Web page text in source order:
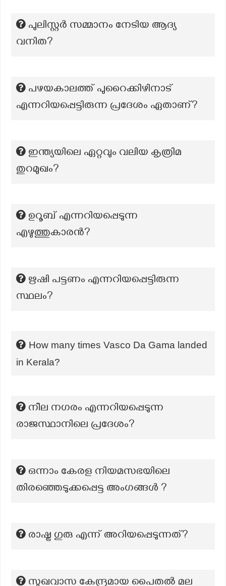
പുലിസ്റ്റർ സമ്മാനം നേടിയ ആദ്യ
വനിത?
പഴയകാലത്ത് പുറൈക്കിഴിനാട്
എന്നറിയപ്പെട്ടിരുന്ന പ്രദേശം ഏതാണ്?
ഇന്ത്യയിലെ ഏറ്റവും വലിയ കൃത്രിമ
തുറമുഖം?
ഉറൂബ് എന്നറിയപ്പെടുന്ന
എഴുത്തുകാരന്‍?
ഋഷി പട്ടണം എന്നറിയപ്പെട്ടിരുന്ന
സ്ഥലം?
How many times Vasco Da Gama landed
in Kerala?
നീല നഗരം എന്നറിയപ്പെടുന്ന
രാജസ്ഥാനിലെ പ്രദേശം?
ഒന്നാം കേരള നിയമസഭയിലെ
തിരഞ്ഞെടുക്കപ്പെട്ട അംഗങ്ങൾ ?
രാഷ്ട്ര ഗുരു എന്ന് അറിയപ്പെടുന്നത്?
സുഖവാസ കേന്ദ്രമായ പൈതൽ മല